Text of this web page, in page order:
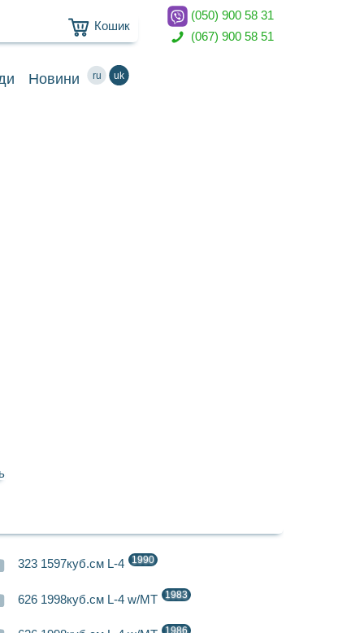
(050) 900 58 31
(067) 900 58 51
Новини ru uk
Кошик
323 1597куб.см L-4 1990
626 1998куб.см L-4 w/MT 1983
1986